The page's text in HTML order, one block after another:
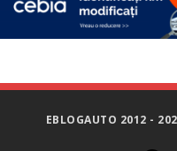
EBLOGAUTO 2012 -